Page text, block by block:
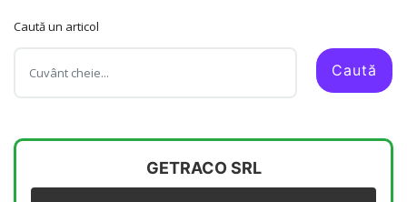
Caută un articol
Caută
GETRACO SRL